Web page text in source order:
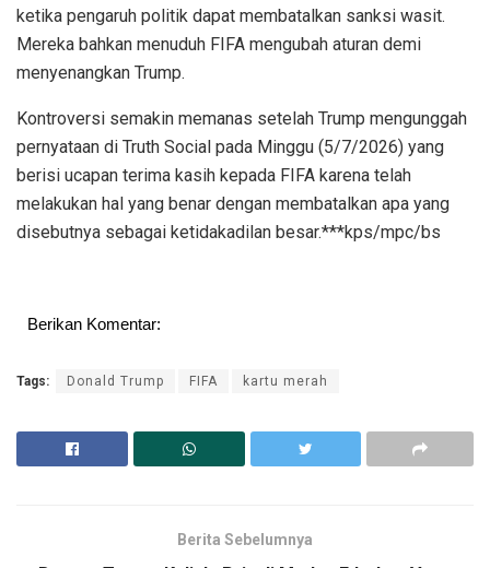
ketika pengaruh politik dapat membatalkan sanksi wasit.
Mereka bahkan menuduh FIFA mengubah aturan demi
menyenangkan Trump.
Kontroversi semakin memanas setelah Trump mengunggah
pernyataan di Truth Social pada Minggu (5/7/2026) yang
berisi ucapan terima kasih kepada FIFA karena telah
melakukan hal yang benar dengan membatalkan apa yang
disebutnya sebagai ketidakadilan besar.***kps/mpc/bs
Berikan Komentar:
Tags: Donald Trump FIFA kartu merah
Berita Sebelumnya